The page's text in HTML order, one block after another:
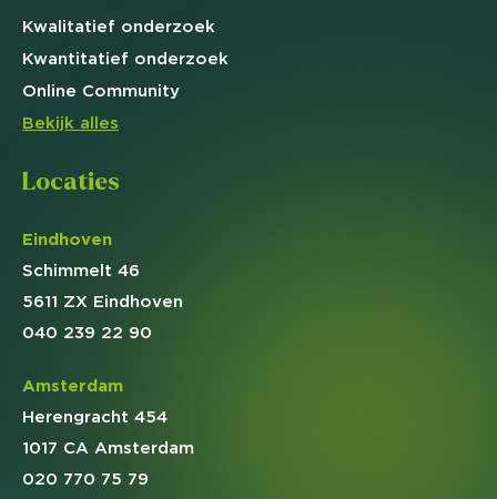
Kwalitatief onderzoek
Kwantitatief onderzoek
Online Community
Bekijk alles
Locaties
Eindhoven
Schimmelt 46
5611 ZX Eindhoven
040 239 22 90
Amsterdam
Herengracht 454
1017 CA Amsterdam
020 770 75 79